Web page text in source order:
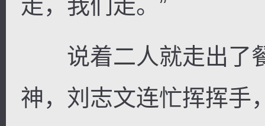
走，我们走。”
说着二人就走出了
神，刘志文连忙挥挥手